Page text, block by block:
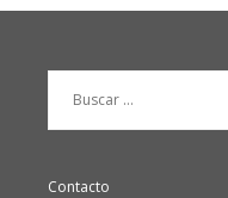
Contacto